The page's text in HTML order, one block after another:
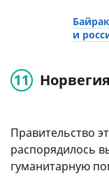
и
Норвегия
Правительство
распорядилось
гуманитарную